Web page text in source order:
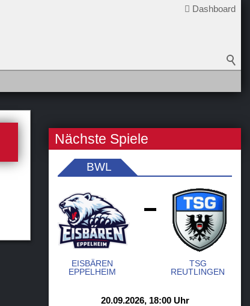
Dashboard
Nächste Spiele
BWL
EISBÄREN
EPPELHEIM
-
TSG
REUTLINGEN
20.09.2026, 18:00 Uhr